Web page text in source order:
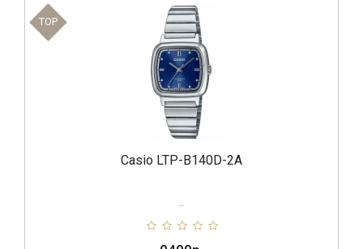
TOP
Casio LTP-B140D-2A